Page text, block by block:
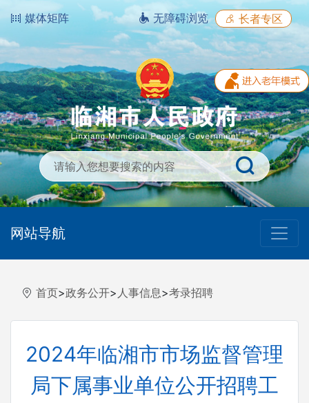
媒体矩阵 无障碍浏览 长者专区
网站导航
首页>政务公开> 人事信息>考录招聘
2024年临湘市市场监督管理
局下属事业单位公开招聘工